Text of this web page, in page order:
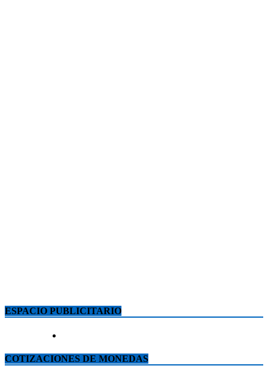
ESPACIO PUBLICITARIO
COTIZACIONES DE MONEDAS